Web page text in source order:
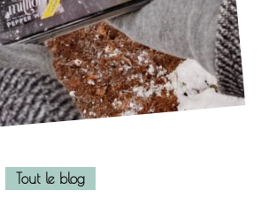
Tout le blog